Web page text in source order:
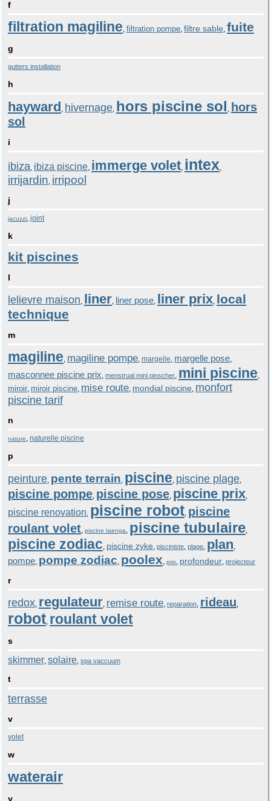
f
filtration magiline, filtration pompe, filtre sable, fuite
g
gutters installation
h
hayward, hivernage, hors piscine sol , hors
sol
i
ibiza, ibiza piscine, immerge volet, intex,
irrijardin, irripool
j
jacuzzi, joint
k
kit piscines
l
lelievre maison, liner, liner pose, liner prix, local
technique
m
magiline, magiline pompe, margelle, margelle pose,
masconnee piscine prix, menstrual mini pinscher, mini piscine,
miroir, miroir piscine, mise route, mondial piscine, monfort
piscine tarif
n
nature, naturelle piscine
p
peinture, pente terrain, piscine, piscine plage,
piscine pompe, piscine pose, piscine prix,
piscine renovation, piscine robot, piscine
roulant volet, piscine taenga, piscine tubulaire,
piscine zodiac, piscine zyke, pisciniste, plage, plan,
pompe, pompe zodiac, poolex, prix, profondeur, projecteur
r
redox, regulateur, remise route, reparation, rideau,
robot, roulant volet
s
skimmer, solaire, spa vaccuum
t
terrasse
v
volet
w
waterair
y